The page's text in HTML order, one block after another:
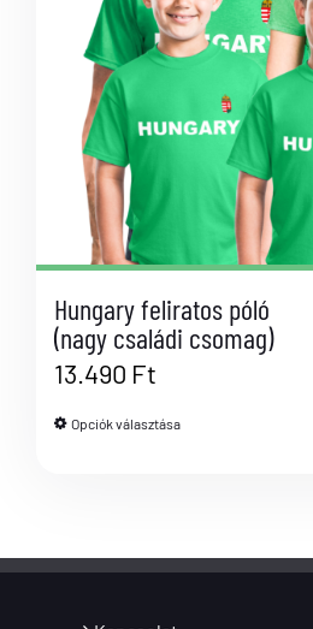
Hungary feliratos póló
(nagy családi csomag)
13.490 Ft
Opciók választása